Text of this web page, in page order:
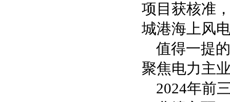
项目获核准
城港海上风
值得一提
聚焦电力主
2024年前